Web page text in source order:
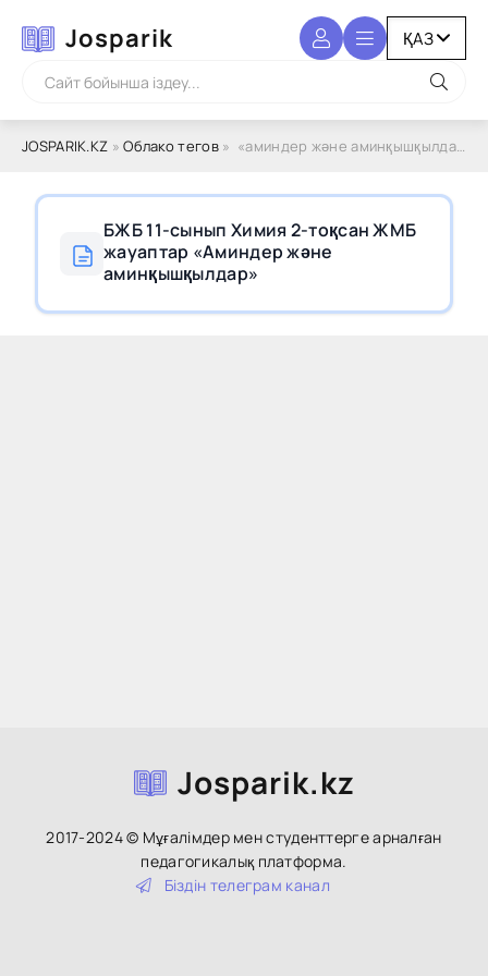
Josparik
JOSPARIK.KZ »Облако тегов» «аминдер және аминқышқылдар»
БЖБ 11-сынып Химия 2-тоқсан ЖМБ
жауаптар «Аминдер және
аминқышқылдар»
Josparik.kz
2017-2024 © Мұғалімдер мен студенттерге арналған
педагогикалық платформа.
Біздін тeлeгpaм кaнaл